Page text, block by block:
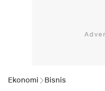
Ekonomi Bisnis